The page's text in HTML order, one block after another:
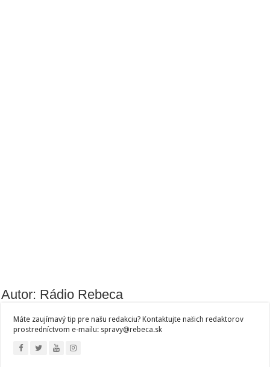
Autor: Rádio Rebeca
Máte zaujímavý tip pre našu redakciu? Kontaktujte našich redaktorov
prostredníctvom e-mailu: spravy@rebeca.sk